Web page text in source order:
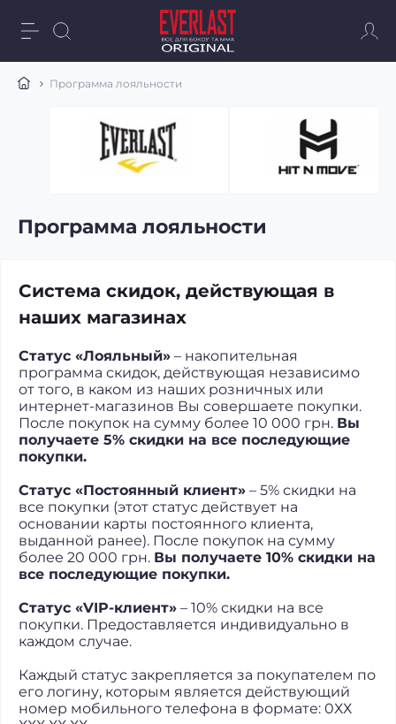
Программа лояльности
Программа лояльности
Система скидок, действующая в
наших магазинах
Статус «Лояльный» – накопительная
программа скидок, действующая независимо
от того, в каком из наших розничных или
интернет-магазинов Вы совершаете покупки.
После покупок на сумму более 10 000 грн. Вы
получаете 5% скидки на все последующие
покупки.
Статус «Постоянный клиент» – 5% скидки на
все покупки (этот статус действует на
основании карты постоянного клиента,
выданной ранее). После покупок на сумму
более 20 000 грн. Вы получаете 10% скидки на
все последующие покупки.
Статус «VIP-клиент» – 10% скидки на все
покупки. Предоставляется индивидуально в
каждом случае.
Каждый статус закрепляется за покупателем по
его логину, которым является действующий
номер мобильного телефона в формате: 0ХХ